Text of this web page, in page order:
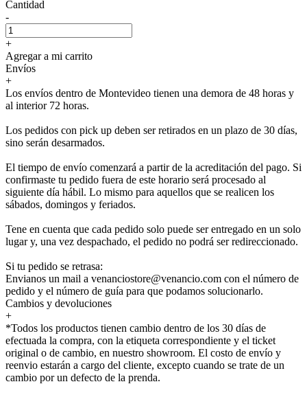
Cantidad
-
+
Agregar a mi carrito
Envíos
+
Los envíos dentro de Montevideo tienen una demora de 48 horas y
al interior 72 horas.
Los pedidos con pick up deben ser retirados en un plazo de 30 días,
sino serán desarmados.
El tiempo de envío comenzará a partir de la acreditación del pago. Si
confirmaste tu pedido fuera de este horario será procesado al
siguiente día hábil. Lo mismo para aquellos que se realicen los
sábados, domingos y feriados.
Tene en cuenta que cada pedido solo puede ser entregado en un solo
lugar y, una vez despachado, el pedido no podrá ser redireccionado.
Si tu pedido se retrasa:
Envianos un mail a venanciostore@venancio.com con el número de
pedido y el número de guía para que podamos solucionarlo.
Cambios y devoluciones
+
*Todos los productos tienen cambio dentro de los 30 días de
efectuada la compra, con la etiqueta correspondiente y el ticket
original o de cambio, en nuestro showroom. El costo de envío y
reenvio estarán a cargo del cliente, excepto cuando se trate de un
cambio por un defecto de la prenda.